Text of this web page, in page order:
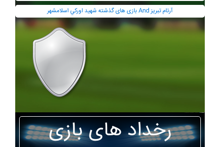
بازی های گذشته شهيد اورکي اسلامشهر And آرتام تبريز
رخداد های بازی